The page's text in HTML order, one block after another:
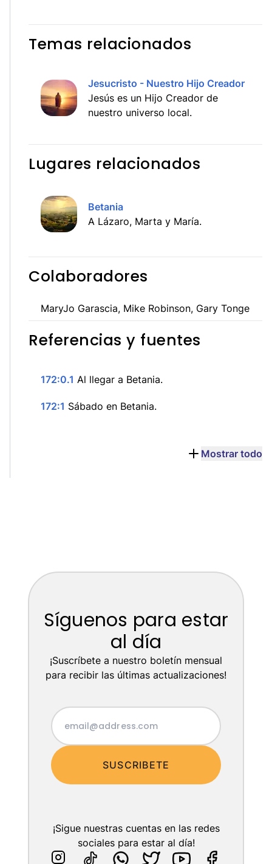
Temas relacionados
Jesucristo - Nuestro Hijo Creador
Jesús es un Hijo Creador de
nuestro universo local.
Lugares relacionados
Betania
A Lázaro, Marta y María.
Colaboradores
MaryJo Garascia, Mike Robinson, Gary Tonge
Referencias y fuentes
172:0.1 Al llegar a Betania.
172:1 Sábado en Betania.
Mostrar todo
Síguenos para estar
al día
¡Suscríbete a nuestro boletín mensual
para recibir las últimas actualizaciones!
SUSCRIBETE
¡Sigue nuestras cuentas en las redes
sociales para estar al día!